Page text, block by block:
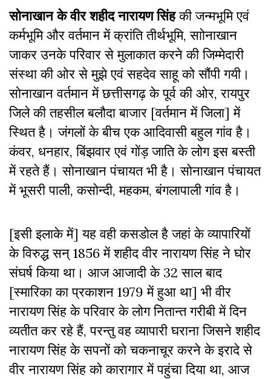
सोनाखान के वीर शहीद नारायण सिंहकी जन्मभूमि एवं
कर्मभूमि और वर्तमान में क्रांति तीर्थभूमि, साोनाखान
जाकर उनके परिवार से मुलाकात करने की जिम्मेदारी
संस्था की ओर से मुझे एवं सहदेव साहू को सौंपी गयी।
सोनाखान वर्तमान में छत्तीसगढ़ के पूर्व की ओर, रायपुर
जिले की तहसील बलौदा बाजार [वर्तमान में जिला] में
स्थित है। जंगलों के बीच एक आदिवासी बहुल गांव है।
कंवर, धनहार, बिंझवार एवं गोंड़ जाति के लोग इस बस्ती
में रहते हैं। सोनाखान पंचायत भी है। सोनाखान पंचायत
में भूसरी पाली, कसोन्दी, महकम, बंगलापाली गांव है।
[इसी इलाके में] यह वही कसडोल है जहां के व्यापारियों
के विरुद्ध सन् 1856 में शहीद वीर नारायण सिंह ने घोर
संघर्ष किया था। आज आजादी के 32 साल बाद
[स्मारिका का प्रकाशन 1979 में हुआ था] भी वीर
नारायण सिंह के परिवार के लोग नितान्त गरीबी में दिन
व्यतीत कर रहे हैं, परन्तु वह व्यापारी घराना जिसने शहीद
नारायण सिंह के सपनों को चकनाचूर करने के इरादे से
वीर नारायण सिंह को कारागार में पहुंचा दिया था, आज